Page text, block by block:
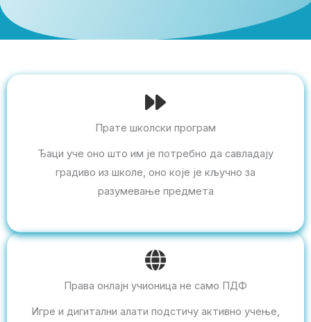
Прате школски програм
Ђаци уче оно што им је потребно да савладају
градиво из школе, оно које је кључно за
разумевање предмета
Права онлајн учионица не само ПДФ
Игре и дигитални алати подстичу активно учење,